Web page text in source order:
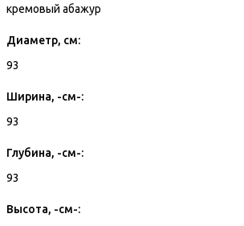
кремовый абажур
Диаметр, см:
93
Ширина, -см-:
93
Глубина, -см-:
93
Высота, -см-: